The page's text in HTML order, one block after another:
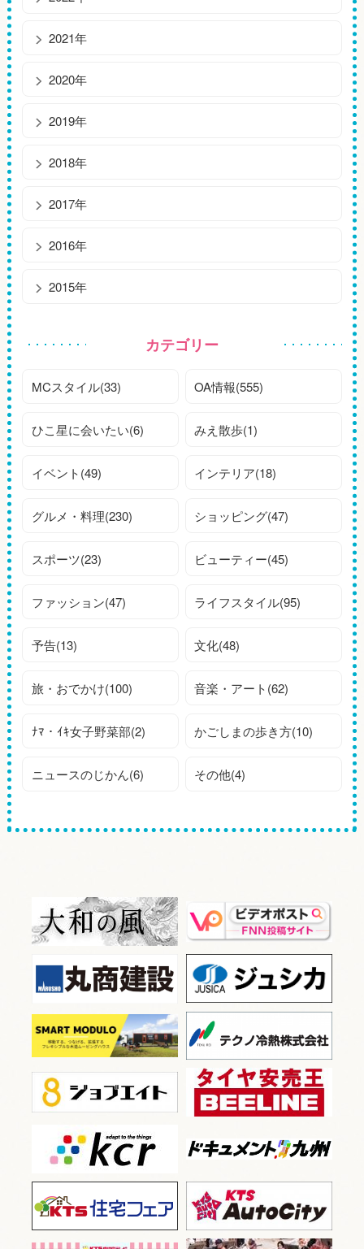
2021年
2020年
2019年
2018年
2017年
2016年
2015年
カテゴリー
MCスタイル(33) OA情報(555)
ひこ星に会いたい(6) みえ散歩(1)
イベント(49) インテリア(18)
グルメ・料理(230) ショッピング(47)
スポーツ(23) ビューティー(45)
ファッション(47) ライフスタイル(95)
予告(13) 文化(48)
旅・おでかけ(100) 音楽・アート(62)
ﾅﾏ・ｲｷ女子野菜部(2) かごしまの歩き方(10)
ニュースのじかん(6) その他(4)